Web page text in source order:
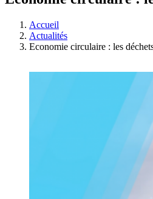
Accueil
Actualités
Economie circulaire : les